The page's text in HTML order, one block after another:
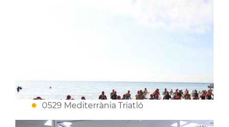
0529 Mediterrània Triatló